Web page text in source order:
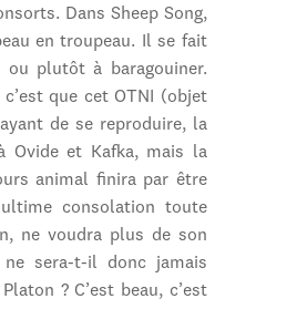
Dans Sheep Song,
en troupeau. Il se fait
ou plutôt à baragouiner.
que cet OTNI (objet
de se reproduire, la
Ovide et Kafka, mais la
animal finira par être
consolation toute
ne voudra plus de son
sera-t-il donc jamais
? C’est beau, c’est